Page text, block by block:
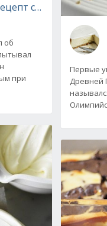
с фото
об
при
Первые
Древней